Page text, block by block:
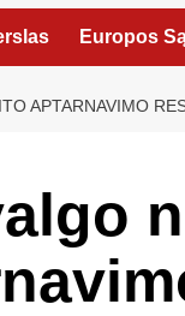
Europos
APTARNAVIMO